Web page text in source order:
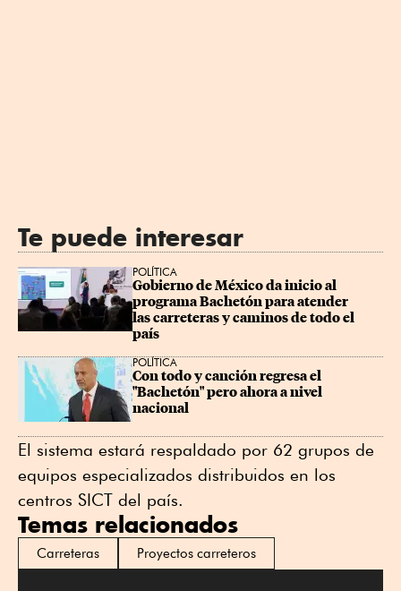
Te puede interesar
POLÍTICA
Gobierno de México da inicio al
programa Bachetón para atender
las carreteras y caminos de todo el
país
POLÍTICA
Con todo y canción regresa el
"Bachetón" pero ahora a nivel
nacional
El sistema estará respaldado por 62 grupos de
equipos especializados distribuidos en los
centros SICT del país.
Temas relacionados
Carreteras Proyectos carreteros